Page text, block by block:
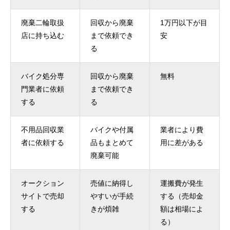
廃棄二輪取扱
店に持ち込む
回収から廃棄
まで依頼でき
る
1万円以下が目
安
バイク処分専
門業者に依頼
する
回収から廃棄
まで依頼でき
る
無料
不用品回収業
者に依頼する
バイクや付属
品もまとめて
廃棄可能
業者により費
用に差がある
オークション
サイトで売却
する
売値に納得し
やすいが手続
きが煩雑
運搬費が発生
する（売却金
額は相場によ
る）